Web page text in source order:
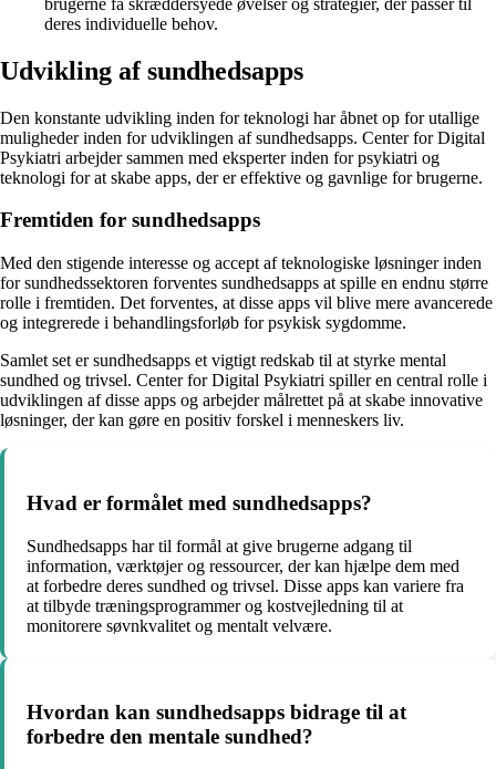
brugerne få skræddersyede øvelser og strategier, der passer til
deres individuelle behov.
Udvikling af sundhedsapps
Den konstante udvikling inden for teknologi har åbnet op for utallige
muligheder inden for udviklingen af sundhedsapps. Center for Digital
Psykiatri arbejder sammen med eksperter inden for psykiatri og
teknologi for at skabe apps, der er effektive og gavnlige for brugerne.
Fremtiden for sundhedsapps
Med den stigende interesse og accept af teknologiske løsninger inden
for sundhedssektoren forventes sundhedsapps at spille en endnu større
rolle i fremtiden. Det forventes, at disse apps vil blive mere avancerede
og integrerede i behandlingsforløb for psykisk sygdomme.
Samlet set er sundhedsapps et vigtigt redskab til at styrke mental
sundhed og trivsel. Center for Digital Psykiatri spiller en central rolle i
udviklingen af disse apps og arbejder målrettet på at skabe innovative
løsninger, der kan gøre en positiv forskel i menneskers liv.
Hvad er formålet med sundhedsapps?
Sundhedsapps har til formål at give brugerne adgang til
information, værktøjer og ressourcer, der kan hjælpe dem med
at forbedre deres sundhed og trivsel. Disse apps kan variere fra
at tilbyde træningsprogrammer og kostvejledning til at
monitorere søvnkvalitet og mentalt velvære.
Hvordan kan sundhedsapps bidrage til at
forbedre den mentale sundhed?